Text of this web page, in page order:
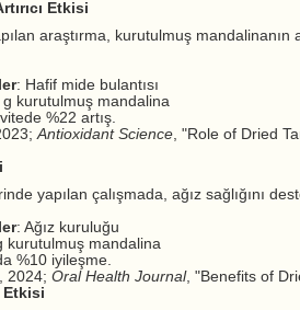
Etkisi
araştırma, kurutulmuş mandalinanın
: Hafif mide bulantısı
kurutulmuş mandalina
%22 artış.
Antioxidant Science , "Role of Dried
yapılan çalışmada, ağız sağlığını
: Ağız kuruluğu
kurutulmuş mandalina
%10 iyileşme.
2024; Oral Health Journal, "Benefits of
Etkisi